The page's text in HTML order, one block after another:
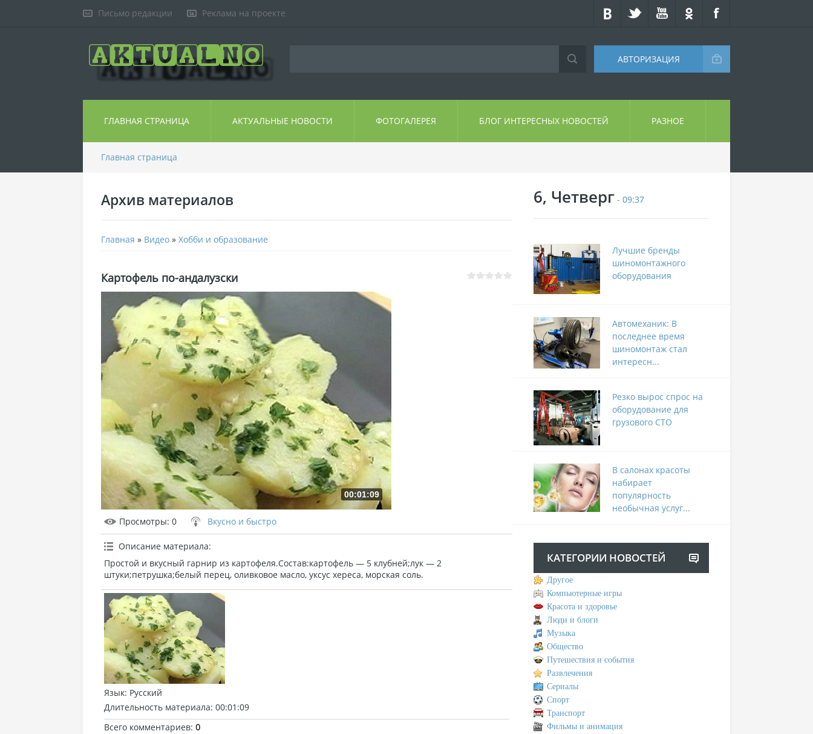
Письмо редакции Реклама на проекте
АВТОРИЗАЦИЯ
ГЛАВНАЯ СТРАНИЦА АКТУАЛЬНЫЕ НОВОСТИ ФОТОГАЛЕРЕЯ БЛОГ ИНТЕРЕСНЫХ НОВОСТЕЙ РАЗНОЕ
Главная страница
Архив материалов
Главная » Видео » Хобби и образование
Картофель по-андалузски
00:01:09
Просмотры: 0 Вкусно и быстро
Описание материала:
Простой и вкусный гарнир из картофеля.Состав:картофель — 5 клубней;лук — 2
штуки;петрушка;белый перец, оливковое масло, уксус хереса, морская соль.
Язык: Русский
Длительность материала: 00:01:09
Всего комментариев: 0
6, Четверг - 09:37
Лучшие бренды
шиномонтажного
оборудования
Автомеханик: В
последнее время
шиномонтаж стал
интересн...
Резко вырос спрос на
оборудование для
грузового СТО
В салонах красоты
набирает
популярность
необычная услуг...
КАТЕГОРИИ НОВОСТЕЙ
Другое
Компьютерные игры
Красота и здоровье
Люди и блоги
Музыка
Общество
Путешествия и события
Развлечения
Сериалы
Спорт
Транспорт
Фильмы и анимация